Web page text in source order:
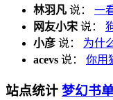
林羽凡 说： 一
网友小宋 说：
小彦 说： 为什
acevs 说： 你用
站点统计 梦幻书